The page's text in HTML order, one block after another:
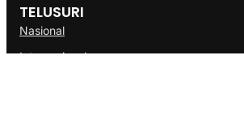
TELUSURI
Nasional
Internasional